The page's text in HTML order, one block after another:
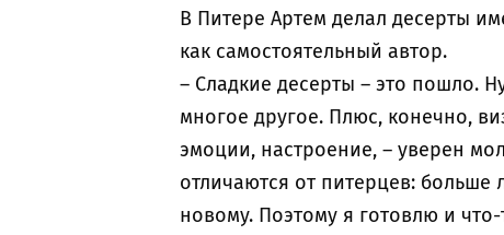
В Питере Артем делал десерты
как самостоятельный автор.
– Сладкие десерты – это пошло.
многое другое. Плюс, конечно,
эмоции, настроение, – уверен
отличаются от питерцев: больше
новому. Поэтому я готовлю и